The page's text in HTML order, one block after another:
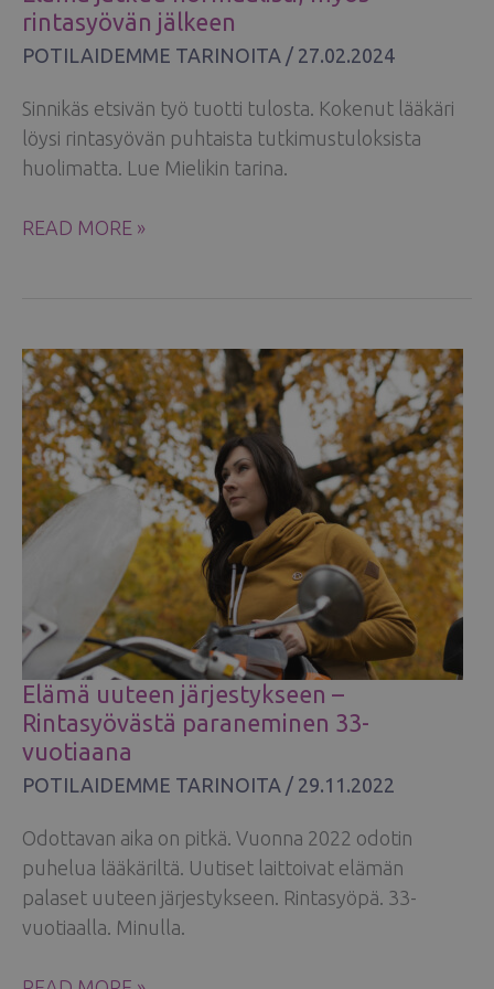
rintasyövän jälkeen
POTILAIDEMME TARINOITA / 27.02.2024
Sinnikäs etsivän työ tuotti tulosta. Kokenut lääkäri
löysi rintasyövän puhtaista tutkimustuloksista
huolimatta. Lue Mielikin tarina.
ELÄMÄ
RINTASYÖVÄN
JÄLKEEN
READ MORE »
Elämä uuteen järjestykseen –
Rintasyövästä paraneminen 33-
vuotiaana
POTILAIDEMME TARINOITA / 29.11.2022
Odottavan aika on pitkä. Vuonna 2022 odotin
puhelua lääkäriltä. Uutiset laittoivat elämän
palaset uuteen järjestykseen. Rintasyöpä. 33-
vuotiaalla. Minulla.